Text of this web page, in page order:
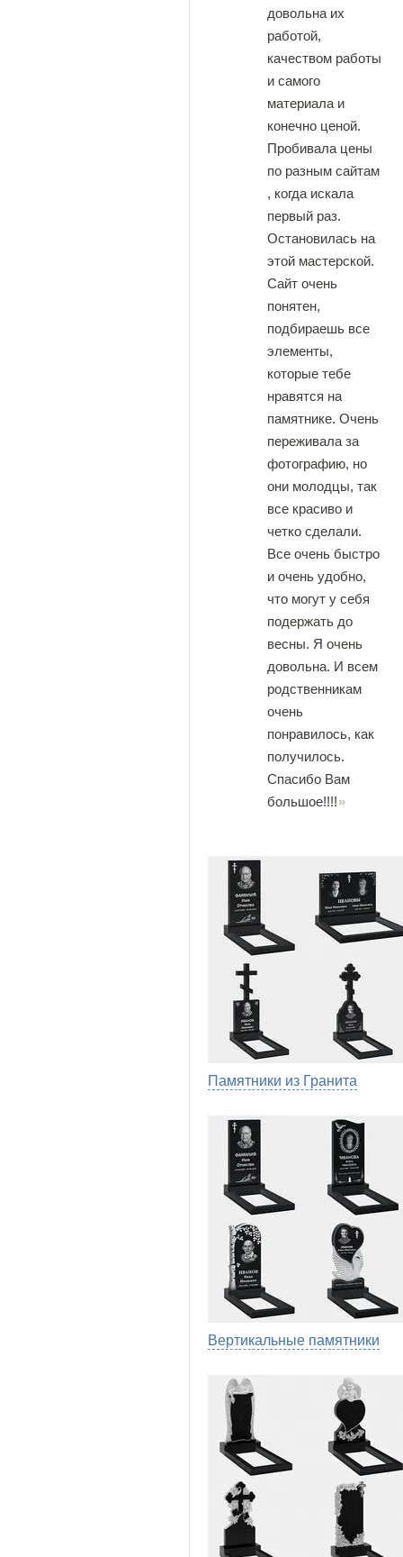
довольна их
работой,
качеством работы
и самого
материала и
конечно ценой.
Пробивала цены
по разным сайтам
, когда искала
первый раз.
Остановилась на
этой мастерской.
Сайт очень
понятен,
подбираешь все
элементы,
которые тебе
нравятся на
памятнике. Очень
переживала за
фотографию, но
они молодцы, так
все красиво и
четко сделали.
Все очень быстро
и очень удобно,
что могут у себя
подержать до
весны. Я очень
довольна. И всем
родственникам
очень
понравилось, как
получилось.
Спасибо Вам
большое!!!!
Памятники из Гранита
Вертикальные памятники